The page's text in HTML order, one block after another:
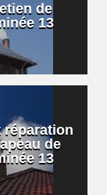
de
13
réparation
de
13